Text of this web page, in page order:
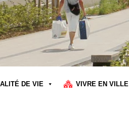
DE VIE VIVRE EN VILLE